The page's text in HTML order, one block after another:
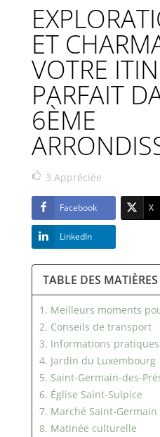
ET
VOTRE
PARFAIT
6ÈME
3 Appréciée
Facebook X
LinkedIn
TABLE DES MATIÈRES
1. Meilleurs moments
2. Conseils de transport
3. Informations pratiques
4. Jardin du Luxembourg
5. Saint-Germain-des-
6. Église Saint-Sulpice
7. Marché Saint-Germain
8. Matinée culturelle